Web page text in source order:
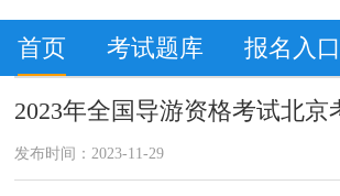
首页 考试题库 报名入口
2023年全国导游资格考试北京
发布时间：2023-11-29